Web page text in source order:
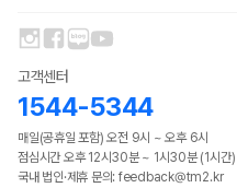
고객센터
1544-5344
매일(공휴일 포함) 오전 9시 ~ 오후 6시
점심시간 오후 12시30분 ~ 1시30분 (1시간)
국내 법인·제휴 문의: feedback@tm2.kr